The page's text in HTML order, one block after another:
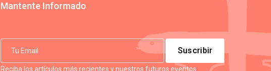
Mantente Informado
Reciba los artículos más recientes y nuestros futuros eventos.